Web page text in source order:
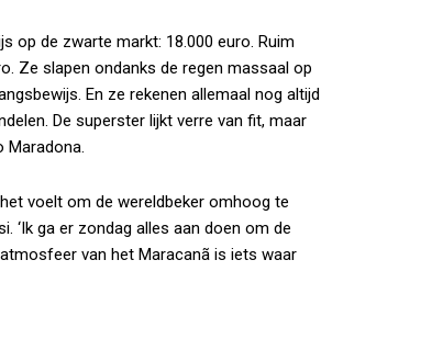
op de zwarte markt: 18.000 euro. Ruim
Ze slapen ondanks de regen massaal op
En ze rekenen allemaal nog altijd
De superster lijkt verre van fit, maar
Maradona.
voelt om de wereldbeker omhoog te
‘Ik ga er zondag alles aan doen om de
van het Maracanã is iets waar